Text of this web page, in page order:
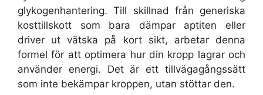
glykogenhantering. Till skillnad från generiska
kosttillskott som bara dämpar aptiten eller
driver ut vätska på kort sikt, arbetar denna
formel för att optimera hur din kropp lagrar och
använder energi. Det är ett tillvägagångssätt
som inte bekämpar kroppen, utan stöttar den.